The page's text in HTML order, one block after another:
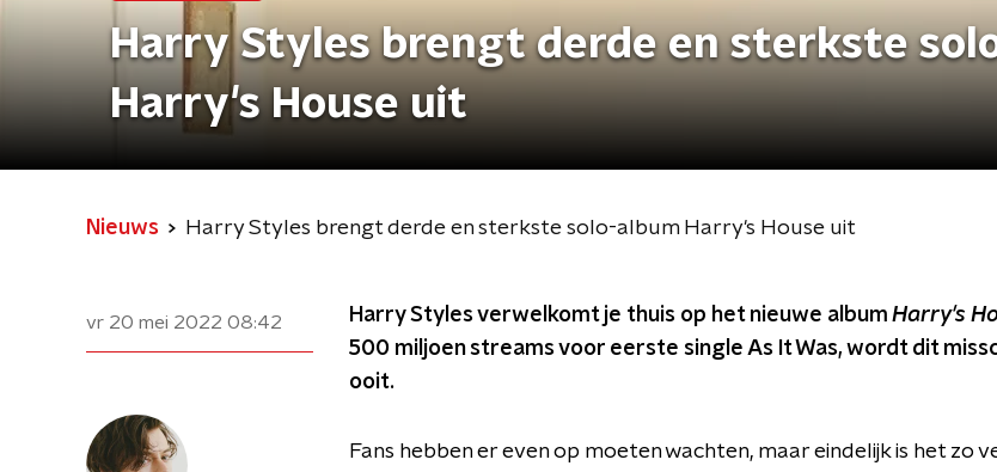
Harry Styles brengt derde en sterkste
Harry's House uit
Nieuws Harry Styles brengt derde en sterkste solo-album Harry's House uit
vr 20 mei 2022 08:42 Harry Styles verwelkomt je thuis op het nieuwe album Harry's
500 miljoen streams voor eerste single As It Was, wordt dit
ooit.
Fans hebben er even op moeten wachten, maar eindelijk is het zo